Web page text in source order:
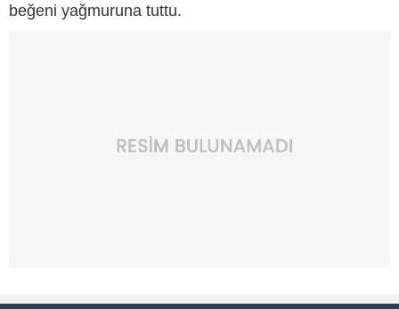
beğeni yağmuruna tuttu.